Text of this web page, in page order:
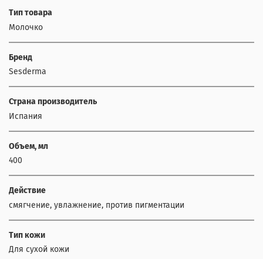
Тип товара
Молочко
Бренд
Sesderma
Страна производитель
Испания
Объем, мл
400
Действие
смягчение, увлажнение, против пигментации
Тип кожи
Для сухой кожи